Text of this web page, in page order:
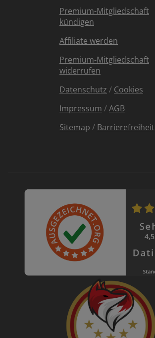
Premium-Mitgliedschaft
kündigen
Affiliate werden
Premium-Mitgliedschaft
widerrufen
Datenschutz / Cookies
Impressum /AGB
Sitemap / Barrierefreiheit